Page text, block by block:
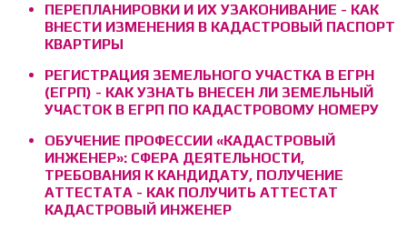
ПЕРЕПЛАНИРОВКИ И ИХ УЗАКОНИВАНИЕ - КАК
ВНЕСТИ ИЗМЕНЕНИЯ В КАДАСТРОВЫЙ ПАСПОРТ
КВАРТИРЫ
РЕГИСТРАЦИЯ ЗЕМЕЛЬНОГО УЧАСТКА В ЕГРН
(ЕГРП) - КАК УЗНАТЬ ВНЕСЕН ЛИ ЗЕМЕЛЬНЫЙ
УЧАСТОК В ЕГРП ПО КАДАСТРОВОМУ НОМЕРУ
ОБУЧЕНИЕ ПРОФЕССИИ «КАДАСТРОВЫЙ
ИНЖЕНЕР»: СФЕРА ДЕЯТЕЛЬНОСТИ,
ТРЕБОВАНИЯ К КАНДИДАТУ, ПОЛУЧЕНИЕ
АТТЕСТАТА - КАК ПОЛУЧИТЬ АТТЕСТАТ
КАДАСТРОВЫЙ ИНЖЕНЕР